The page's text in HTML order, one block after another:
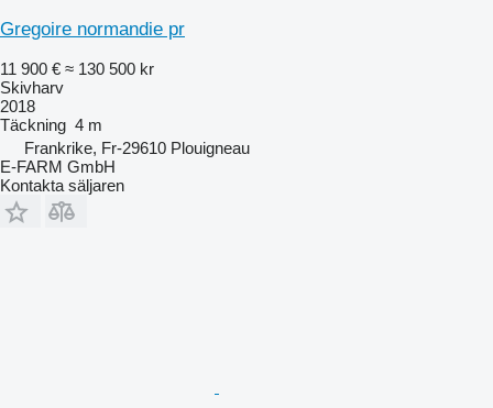
Gregoire normandie pr
11 900 € ≈ 130 500 kr
Skivharv
2018
Täckning 4 m
Frankrike, Fr-29610 Plouigneau
E-FARM GmbH
Kontakta säljaren